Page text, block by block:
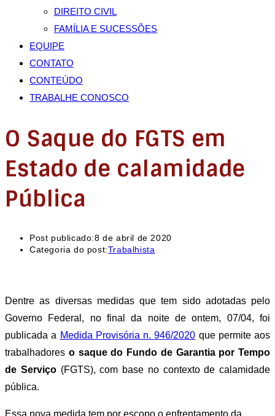
DIREITO CIVIL
FAMÍLIA E SUCESSÕES
EQUIPE
CONTATO
CONTEÚDO
TRABALHE CONOSCO
O Saque do FGTS em
Estado de calamidade
Pública
Post publicado:8 de abril de 2020
Categoria do post:Trabalhista
Dentre as diversas medidas que tem sido adotadas pelo
Governo Federal, no final da noite de ontem, 07/04, foi
publicada a Medida Provisória n. 946/2020 que permite aos
trabalhadores o saque do Fundo de Garantia por Tempo
de Serviço (FGTS), com base no contexto de calamidade
pública.
Essa nova medida tem por escopo o enfrentamento da